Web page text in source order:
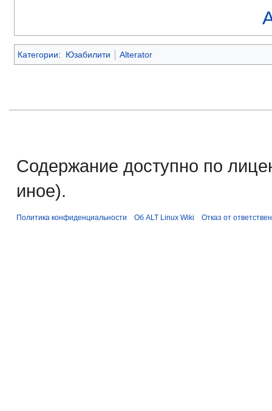
Категории: Юзабилити Alterator
Содержание доступно по
иное).
Политика конфиденциальности Об ALT Linux Wiki Отказ от